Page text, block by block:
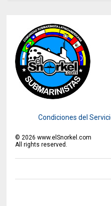
Condiciones del
© 2026 www.elSnorkel.com
All rights reserved.